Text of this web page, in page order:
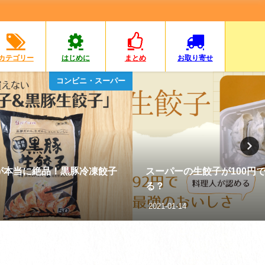
テゴリー はじめに まとめ お取り寄せ
コンビニ・スーパー
当に絶品！黒豚冷凍餃子
スーパーの生餃子が100円
る？
2021-01-14